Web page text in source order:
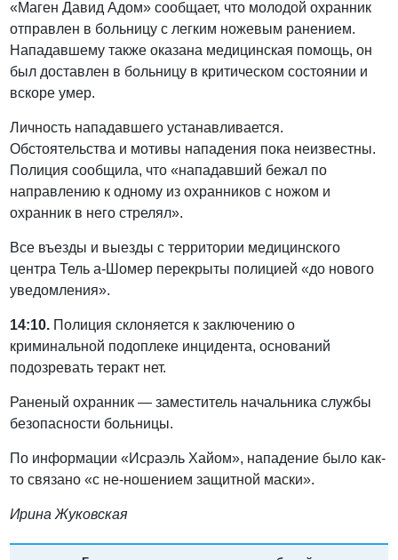
«Маген Давид Адом» сообщает, что молодой охранник
отправлен в больницу с легким ножевым ранением.
Нападавшему также оказана медицинская помощь, он
был доставлен в больницу в критическом состоянии и
вскоре умер.
Личность нападавшего устанавливается.
Обстоятельства и мотивы нападения пока неизвестны.
Полиция сообщила, что «нападавший бежал по
направлению к одному из охранников с ножом и
охранник в него стрелял».
Все въезды и выезды с территории медицинского
центра Тель а-Шомер перекрыты полицией «до нового
уведомления».
14:10. Полиция склоняется к заключению о
криминальной подоплеке инцидента, оснований
подозревать теракт нет.
Раненый охранник — заместитель начальника службы
безопасности больницы.
По информации «Исраэль Хайом», нападение было как-
то связано «с не-ношением защитной маски».
Ирина Жуковская